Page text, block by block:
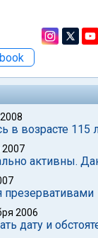
в возрасте 115
2007
активны.
презервативами
2006
дату и